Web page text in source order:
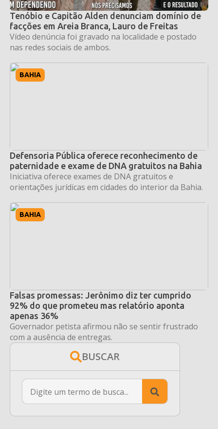
Tenóbio e Capitão Alden denunciam domínio de
facções em Areia Branca, Lauro de Freitas
Vídeo denúncia foi gravado na localidade e postado
nas redes sociais de ambos.
BAHIA
Defensoria Pública oferece reconhecimento de
paternidade e exame de DNA gratuitos na Bahia
Iniciativa oferece exames de DNA gratuitos e
orientações jurídicas em cidades do interior da Bahia.
BAHIA
Falsas promessas: Jerônimo diz ter cumprido
92% do que prometeu mas relatório aponta
apenas 36%
Governador petista afirmou não se sentir frustrado
com a ausência de entregas.
BUSCAR
Search
for: